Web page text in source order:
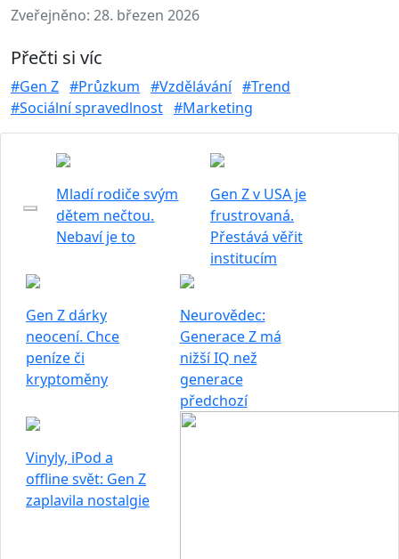
Zveřejněno: 28. březen 2026
Přečti si víc
#Gen Z #Průzkum #Vzdělávání #Trend
#Sociální spravedlnost #Marketing
Mladí rodiče svým
dětem nečtou.
Nebaví je to
Gen Z v USA je
frustrovaná.
Přestává věřit
institucím
Gen Z dárky
neocení. Chce
peníze či
kryptoměny
Neurovědec:
Generace Z má
nižší IQ než
generace
předchozí
Vinyly, iPod a
offline svět: Gen Z
zaplavila nostalgie